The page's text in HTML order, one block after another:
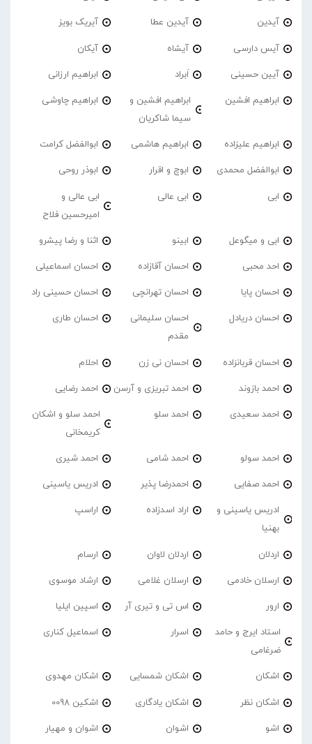
آیدین آیدین عطا آیریک بویز
آیس دارسی آیشاه آیکان
آیین حسینی اَبراد ابراهیم ارزانی
ابراهیم افشین
ابراهیم افشین و
سیما شاکریان
ابراهیم چاوشی
ابراهیم علیزاده ابراهیم هاشمی ابوالفضل کرامت
ابوالفضل محمدی ابوچ و اقرار ابوذر روحی
ابی ابی عالی
ابی عالی و
امیرحسین فلاح
ابی و میگوعل ابینو اثنا و رضا پیشرو
احد محبی احسان آقازاده احسان اسماعیلی
احسان پایا احسان تهرانچی احسان حسینی راد
احسان دریادل
احسان سلیمانی
مقدم
احسان طاری
احسان قربانزاده احسان نی زن احلام
احمد بازوند احمد تبریزی و آرسن احمد‌ رضایی
احمد سعیدی احمد سلو
احمد سلو و اشکان
کریمخانی
احمد سولو احمد شامی احمد شیری
احمد صفایی احمدرضا پذیر ادریس یاسینی
ادریس یاسینی و
بهنیا
اراد اسدزاده اراسپ
اردلان اردلان لاوان ارسام
ارسلان خادمی ارسلان غلامی ارشاد موسوی
ارور اس تی و تیری آر اسپین ایلیا
استاد ایرج و حامد
ضرغامی
اسرار اسماعیل کناری
اشکان اشکان شمسایی اشکان مهدوی
اشکان نظر اشکان یادگاری اشکین 0098
اشو اشوان اشوان و مهیار